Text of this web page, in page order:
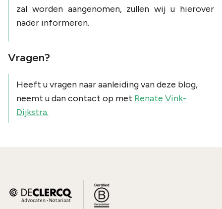
zal worden aangenomen, zullen wij u hierover
nader informeren.
Vragen?
Heeft u vragen naar aanleiding van deze blog,
neemt u dan contact op met Renate Vink-
Dijkstra.